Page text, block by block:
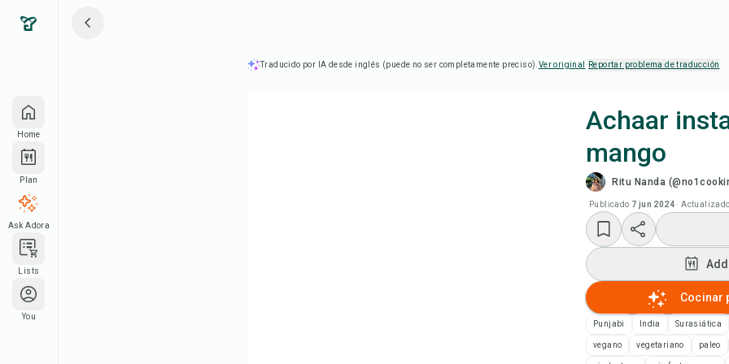
Home
Plan
Ask Adora
Lists
You
Traducido por IA desde inglés (puede no ser completamente preciso). Ver original · Reportar problema de traducción
Achaar
mango
Ritu Nanda
Publicado 7 jun 2024 ·Actualizado
Cocinar
Punjabi India Surasiática
vegano vegetariano paleo